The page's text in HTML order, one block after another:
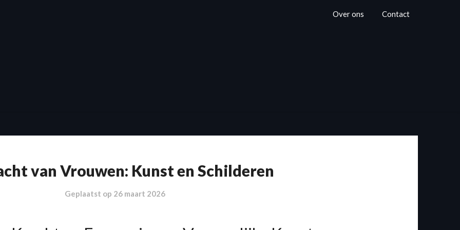
Over ons Contact
van Vrouwen: Kunst en Schilderen
Geplaatst op 26 maart 2026